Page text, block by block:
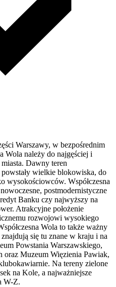
Warszawy, w bezpośrednim
Wola należy do najgęściej i
Dawny teren
wielkie blokowiska, do
wysokościowców. Współczesna
postmodernistyczne
Banku czy najwyższy na
Atrakcyjne położenie
rozwojowi wysokiego
Wola to także ważny
się tu znane w kraju i na
Powstania Warszawskiego,
Muzeum Więzienia Pawiak,
Na tereny zielone
na Kole, a najważniejsze
W-Z.